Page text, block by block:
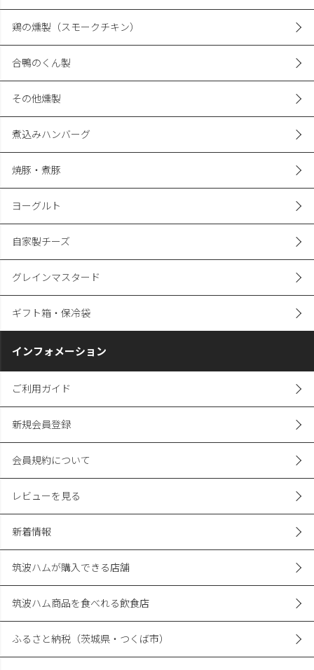
鶏の燻製（スモークチキン）
合鴨のくん製
その他燻製
煮込みハンバーグ
焼豚・煮豚
ヨーグルト
自家製チーズ
グレインマスタード
ギフト箱・保冷袋
インフォメーション
ご利用ガイド
新規会員登録
会員規約について
レビューを見る
新着情報
筑波ハムが購入できる店舗
筑波ハム商品を食べれる飲食店
ふるさと納税（茨城県・つくば市）